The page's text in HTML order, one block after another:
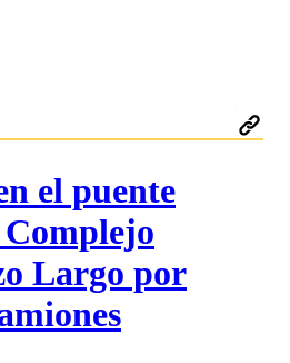
el puente
Largo por